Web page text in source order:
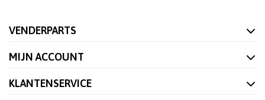
VENDERPARTS
MIJN ACCOUNT
KLANTENSERVICE